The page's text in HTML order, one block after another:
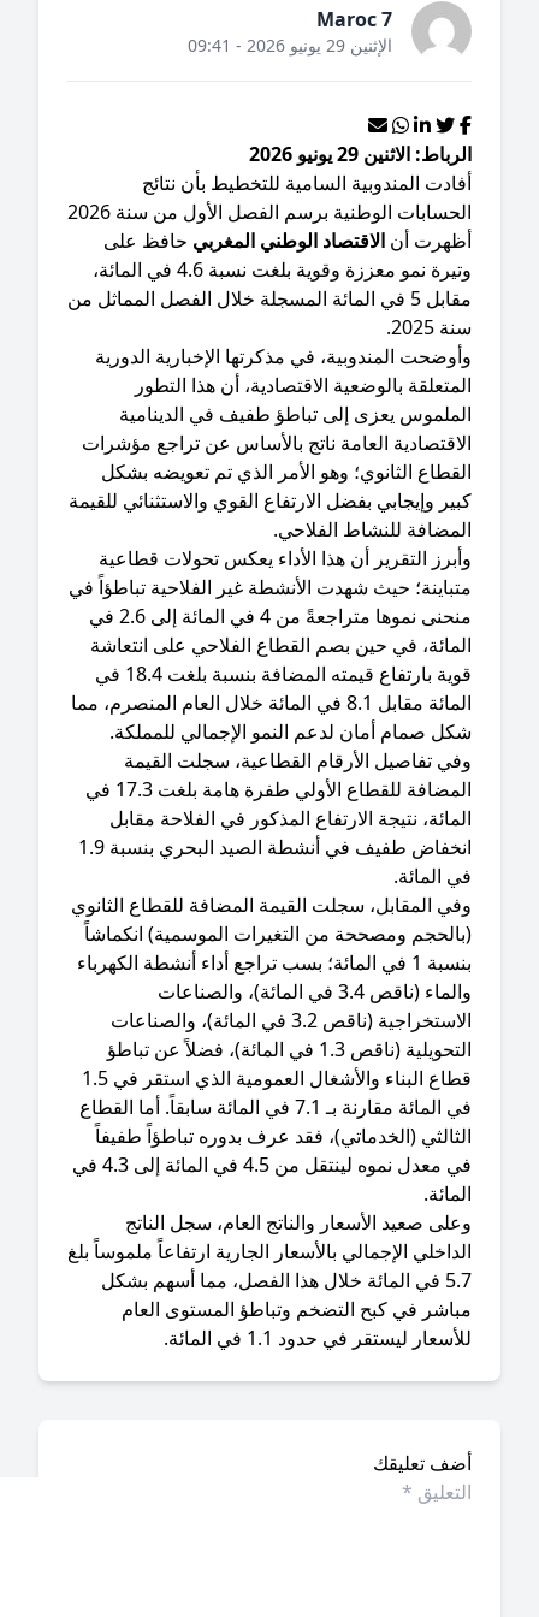
Maroc 7
الإثنين 29 يونيو 2026 - 09:41
الاثنين 29 يونيو 2026
المندوبية السامية للتخطيط بأن نتائج
الحسابات الوطنية برسم الفصل الأول من سنة 2026
أنالاقتصاد الوطني المغربيحافظ على
وتيرة نمو معززة وقوية بلغت نسبة 4.6 في المائة،
مقابل 5 في المائة المسجلة خلال الفصل المماثل من
المندوبية، في مذكرتها الإخبارية الدورية
بالوضعية الاقتصادية، أن هذا التطور
يعزى إلى تباطؤ طفيف في الدينامية
العامة ناتج بالأساس عن تراجع مؤشرات
الثانوي؛ وهو الأمر الذي تم تعويضه بشكل
وإيجابي بفضل الارتفاع القوي والاستثنائي للقيمة
للنشاط الفلاحي.
التقرير أن هذا الأداء يعكس تحولات قطاعية
حيث شهدت الأنشطة غير الفلاحية تباطؤاً في
منحنى نموها متراجعةً من 4 في المائة إلى 2.6 في
في حين بصم القطاع الفلاحي على انتعاشة
قوية بارتفاع قيمته المضافة بنسبة بلغت 18.4 في
المائة مقابل 8.1 في المائة خلال العام المنصرم، مما
صمام أمان لدعم النمو الإجمالي للمملكة.
تفاصيل الأرقام القطاعية، سجلت القيمة
المضافة للقطاع الأولي طفرة هامة بلغت 17.3 في
نتيجة الارتفاع المذكور في الفلاحة مقابل
انخفاض طفيف في أنشطة الصيد البحري بنسبة 1.9
المائة.
المقابل، سجلت القيمة المضافة للقطاع الثانوي
ومصححة من التغيرات الموسمية) انكماشاً
بنسبة 1 في المائة؛ بسب تراجع أداء أنشطة الكهرباء
والماء (ناقص 3.4 في المائة)، والصناعات
الاستخراجية (ناقص 3.2 في المائة)، والصناعات
التحويلية (ناقص 1.3 في المائة)، فضلاً عن تباطؤ
قطاع البناء والأشغال العمومية الذي استقر في 1.5
في المائة مقارنة بـ 7.1 في المائة سابقاً. أما القطاع
(الخدماتي)، فقد عرف بدوره تباطؤاً طفيفاً
في معدل نموه لينتقل من 4.5 في المائة إلى 4.3 في
صعيد الأسعار والناتج العام، سجل الناتج
الإجمالي بالأسعار الجارية ارتفاعاً ملموساً بلغ
5.7 في المائة خلال هذا الفصل، مما أسهم بشكل
في كبح التضخم وتباطؤ المستوى العام
ليستقر في حدود 1.1 في المائة.
تعليقك